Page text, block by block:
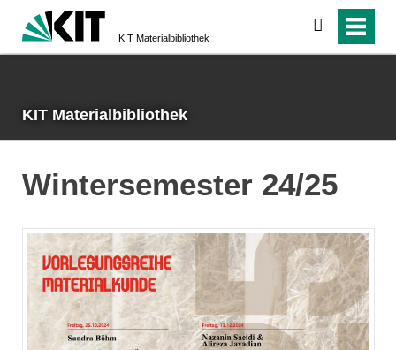
KIT Materialbibliothek
suchen
KIT Materialbibliothek
Wintersemester 24/25